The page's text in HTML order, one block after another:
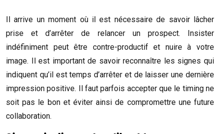
Il arrive un moment où il est nécessaire de savoir lâcher
prise et d’arrêter de relancer un prospect. Insister
indéfiniment peut être contre-productif et nuire à votre
image. Il est important de savoir reconnaître les signes qui
indiquent qu’il est temps d’arrêter et de laisser une dernière
impression positive. Il faut parfois accepter que le timing ne
soit pas le bon et éviter ainsi de compromettre une future
collaboration.